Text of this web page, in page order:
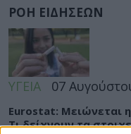
ΡΟΗ ΕΙΔΗΣΕΩΝ
ΥΓΕΙΑ 07
Eurostat: Μειώνεται
Τι δείχνουν τα